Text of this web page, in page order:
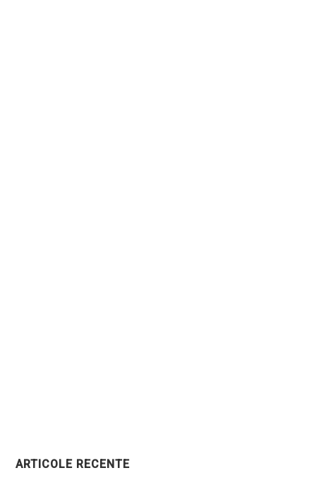
ARTICOLE RECENTE